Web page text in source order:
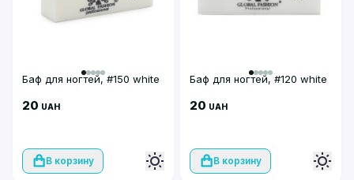
Баф для ногтей, #150 white
20 UAH
В корзину
Баф для ногтей, #120 white
20 UAH
В корзину